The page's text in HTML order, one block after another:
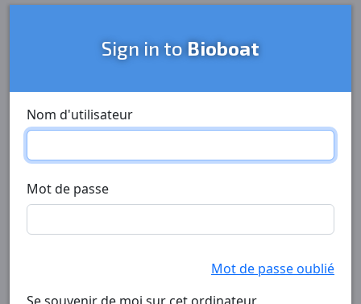
Sign in toBioboat
Nom d'utilisateur
Mot de passe
Mot de passe oublié
Se souvenir de moi sur cet ordinateur